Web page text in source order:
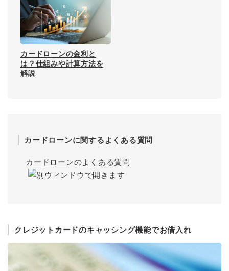
カードローンの金利と
は？仕組みや計算方法を
解説
カードローンに関するよくある質問
カードローンのよくある質問
クレジットカードのキャッシング機能でお借入れ